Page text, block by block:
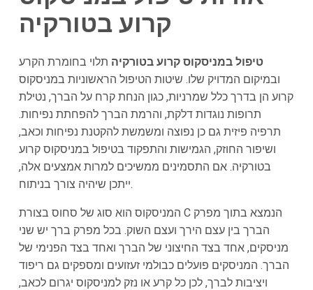
קרוע בטורקיה
טיפול במניסקוס קרוע בטורקיה תלוי בחומרת הקרע
ובמיקום המדויק שלו. שיטות הטיפול הראשוניות במניסקוס
קרוע הן בדרך כלל שמרניות, כגון הנחת קרח על הברך, נטילת
תרופות נוגדות דלקת, והרמת הברך להפחתת נפיחות.
תרפיה פיזית גם כן נפוצה ומשמשת להקטנת נפיחות וכאב,
ושיפור החוזק, הגמישות והתפקוד בטיפול במניסקוס קרוע
בטורקיה. אם התסמינים ממשיכים למרות אמצעים אלה,
ייתכן שיהיה צורך בניתוח.
המניסקוס הוא סוג של סחוס בצורת C הנמצא בתוך מפרק
הברך בין עצם הירך ועצם השוק. בכל מפרק ברך יש שני
מניסקים, אחד בצד החיצוני של הברך ואחד בצד הפנימי של
הברך. המניסקים פועלים כבולמי זעזועים ומספקים גם ריפוד
ויציבות לברך, לכן כל קרע או נזק למניסקוס יגרום לכאב,